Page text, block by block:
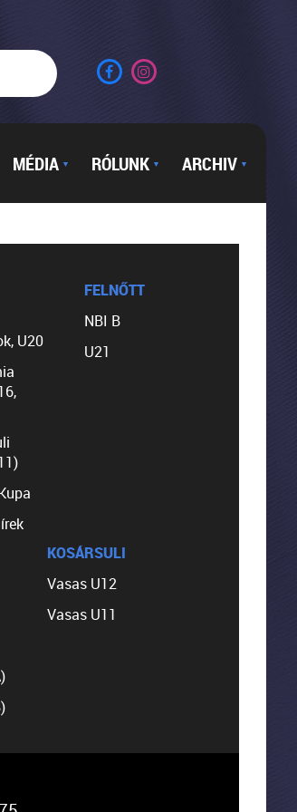
MÉDIA ▼ RÓLUNK ▼ ARCHIV ▼
U20
FELNŐTT
NBI B
U21
KOSÁRSULI
Vasas U12
Vasas U11